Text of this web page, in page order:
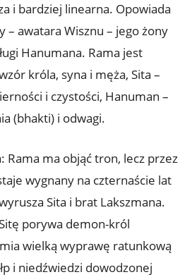
i bardziej linearna. Opowiada
– awatara Wisznu – jego żony
Hanumana. Rama jest
króla, syna i męża, Sita –
i czystości, Hanuman –
(bhakti) i odwagi.
Rama ma objąć tron, lecz przez
wygnany na czternaście lat
Sita i brat Lakszmana.
porywa demon-król
wielką wyprawę ratunkową
i niedźwiedzi dowodzonej